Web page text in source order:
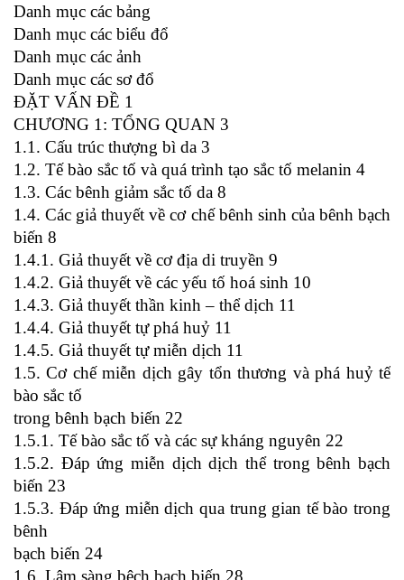
Danh mục các bảng
Danh mục các biểu đổ
Danh mục các ảnh
Danh mục các sơ đổ
ĐẶT VẤN ĐỀ 1
CHƯƠNG 1: TỔNG QUAN 3
1.1. Cấu trúc thượng bì da 3
1.2. Tế bào sắc tố và quá trình tạo sắc tố melanin 4
1.3. Các bênh giảm sắc tố da 8
1.4. Các giả thuyết về cơ chế bênh sinh của bênh bạch
biến 8
1.4.1. Giả thuyết về cơ địa di truyền 9
1.4.2. Giả thuyết về các yếu tố hoá sinh 10
1.4.3. Giả thuyết thần kinh – thể dịch 11
1.4.4. Giả thuyết tự phá huỷ 11
1.4.5. Giả thuyết tự miễn dịch 11
1.5. Cơ chế miễn dịch gây tổn thương và phá huỷ tế
bào sắc tố
trong bênh bạch biến 22
1.5.1. Tế bào sắc tố và các sự kháng nguyên 22
1.5.2. Đáp ứng miễn dịch dịch thể trong bênh bạch
biến 23
1.5.3. Đáp ứng miễn dịch qua trung gian tế bào trong
bênh
bạch biến 24
1.6. Lâm sàng bệch bạch biến 28